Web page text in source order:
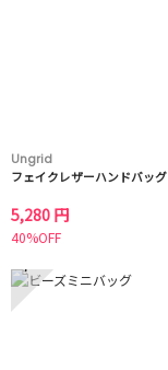
Ungrid
フェイクレザーハンドバッグ
5,280 円
40%OFF
7